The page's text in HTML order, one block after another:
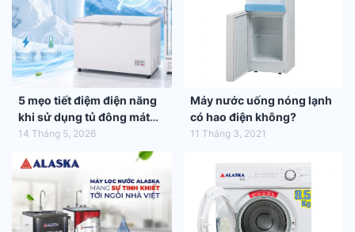
5 mẹo tiết điệm điện năng
khi sử dụng tủ đông mát
trong mùa hè 2026
14 Tháng 5, 2026
Máy nước uống nóng lạnh
có hao điện không?
11 Tháng 3, 2021